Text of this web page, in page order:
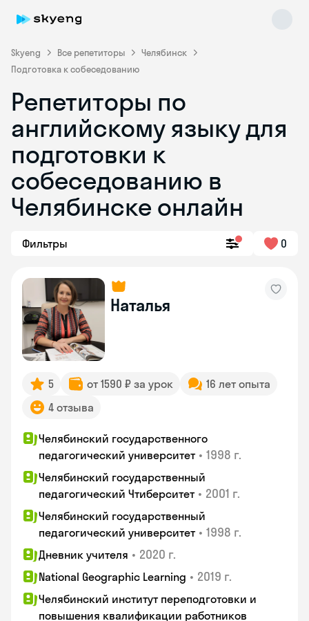
Skyeng Все репетиторы
Челябинск
Подготовка к собеседованию
Репетиторы по
английскому языку для
подготовки к
собеседованию в
Челябинске онлайн
Фильтры 0
Наталья
5 от 1590 ₽ за урок
16 лет опыта
4 отзыва
Челябинский государственного
педагогический университет • 1998 г.
Челябинский государственный
педагогический Чтиберситет • 2001 г.
Челябинский государственный
педагогический университет • 1998 г.
Дневник учителя • 2020 г.
National Geographic Learning • 2019 г.
Челябинский институт переподготовки и
повышения квалификации работников
Skyeng Chat